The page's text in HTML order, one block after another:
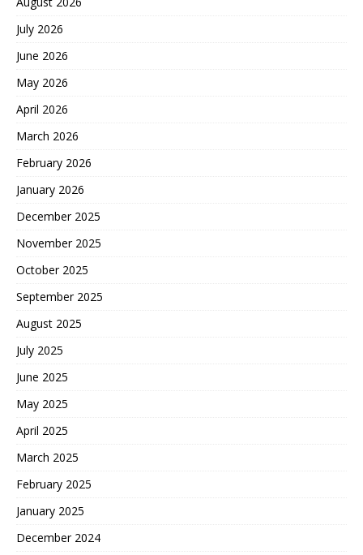
July 2026
June 2026
May 2026
April 2026
March 2026
February 2026
January 2026
December 2025
November 2025
October 2025
September 2025
August 2025
July 2025
June 2025
May 2025
April 2025
March 2025
February 2025
January 2025
December 2024